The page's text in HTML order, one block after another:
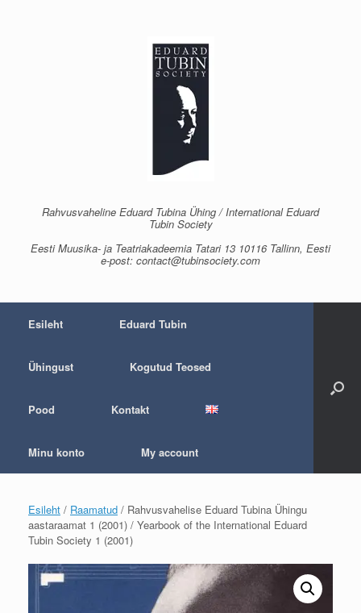
Rahvusvaheline Eduard Tubina Ühing / International Eduard
Tubin Society
Eesti Muusika- ja Teatriakadeemia Tatari 13 10116 Tallinn, Eesti
e-post: contact@tubinsociety.com
Esileht Eduard Tubin
Ühingust Kogutud Teosed
Pood Kontakt
Minu konto My account
Esileht / Raamatud / Rahvusvahelise Eduard Tubina Ühingu
aastaraamat 1 (2001) / Yearbook of the International Eduard
Tubin Society 1 (2001)